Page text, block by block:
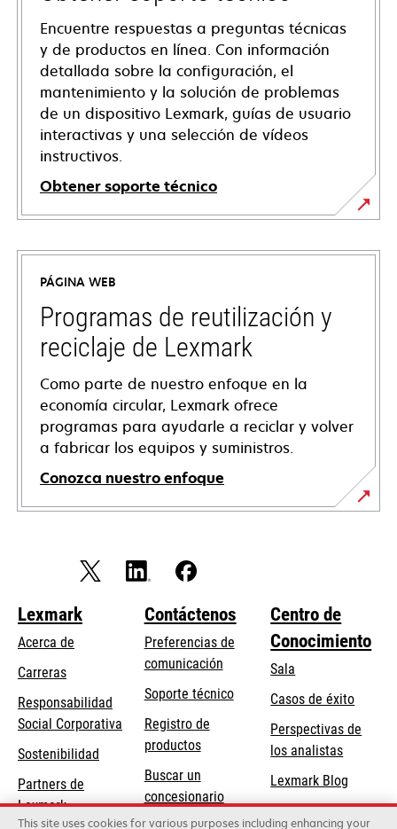
Encuentre respuestas a preguntas técnicas
y de productos en línea. Con información
detallada sobre la configuración, el
mantenimiento y la solución de problemas
de un dispositivo Lexmark, guías de usuario
interactivas y una selección de vídeos
instructivos.
Obtener soporte técnico
opens
in
new
tab
PÁGINA WEB
Programas de reutilización y
reciclaje de Lexmark
Como parte de nuestro enfoque en la
economía circular, Lexmark ofrece
programas para ayudarle a reciclar y volver
a fabricar los equipos y suministros.
Conozca nuestro enfoque
Lexmark
Acerca de
Carreras
Responsabilidad
Social Corporativa opens
new
tab
Sostenibilidad
Partners de
Lexmark
Contáctenos
Preferencias de
comunicación
Soporte técnicoopens
Registro de
productos
Buscar un
concesionario
Centro de
Conocimiento
Sala
Casos de éxito
Perspectivas de
los analistas
Lexmark Blog
This site uses cookies for various purposes including enhancing your